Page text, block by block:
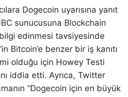
Dogecoin uyarısına yanıt
sunucusuna Blockchain
edinmesi tavsiyesinde
Bitcoin’e benzer bir iş kanıtı
olduğu için Howey Testi
iddia etti. Ayrıca, Twitter
“Dogecoin için en büyük